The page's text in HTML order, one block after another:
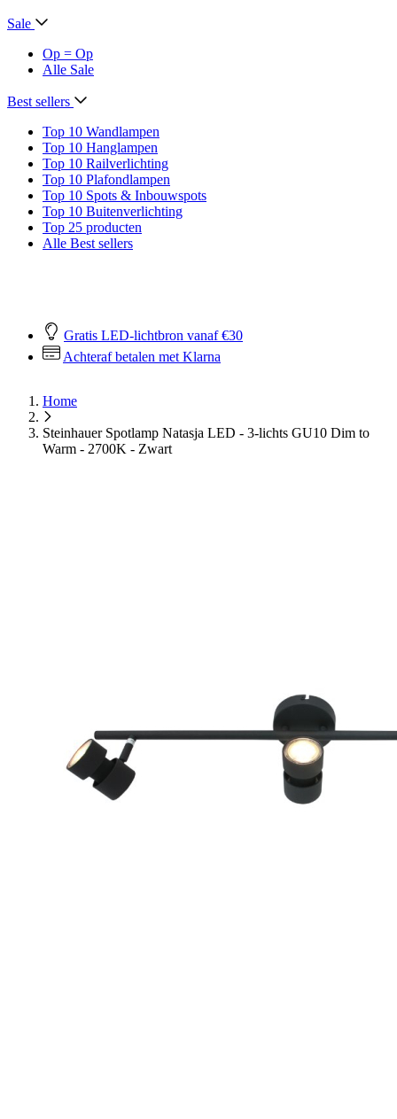
Sale
Op = Op
Alle Sale
Best sellers
Top 10 Wandlampen
Top 10 Hanglampen
Top 10 Railverlichting
Top 10 Plafondlampen
Top 10 Spots & Inbouwspots
Top 10 Buitenverlichting
Top 25 producten
Alle Best sellers
Gratis LED-lichtbron vanaf €30
Achteraf betalen met Klarna
Home
Steinhauer Spotlamp Natasja LED - 3-lichts GU10 Dim to
Warm - 2700K - Zwart